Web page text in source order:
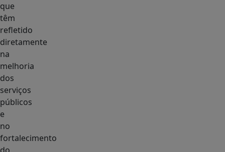
que
têm
refletido
diretamente
na
melhoria
dos
serviços
públicos
e
no
fortalecimento